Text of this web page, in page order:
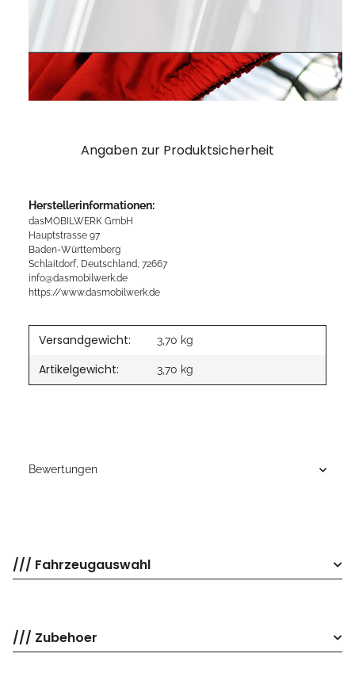
Angaben zur Produktsicherheit
Herstellerinformationen:
dasMOBILWERK GmbH
Hauptstrasse 97
Baden-Württemberg
Schlaitdorf, Deutschland, 72667
info@dasmobilwerk.de
https://www.dasmobilwerk.de
Versandgewicht: 3,70 kg
Artikelgewicht: 3,70 kg
Bewertungen
/// Fahrzeugauswahl
/// Zubehoer